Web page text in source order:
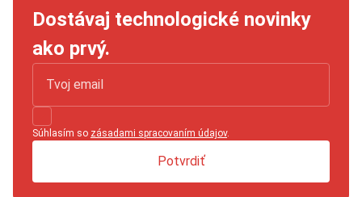
Dostávaj technologické novinky
ako prvý.
Súhlasím so zásadami spracovaním údajov.
Potvrdiť